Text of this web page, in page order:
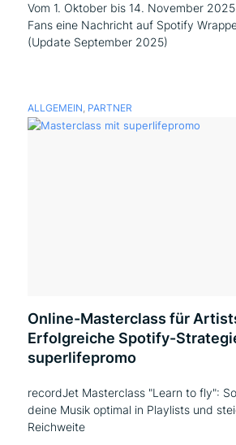
Vom 1. Oktober bis 14. November
Fans eine Nachricht auf Spotify
(Update September 2025)
ALLGEMEIN, PARTNER
Online-Masterclass für
Erfolgreiche Spotify-
superlifepromo
recordJet Masterclass "Learn to fly":
deine Musik optimal in Playlists und
Reichweite